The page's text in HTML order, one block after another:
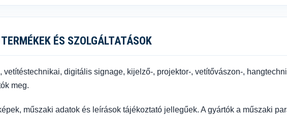
ÉS SZOLGÁLTATÁSOK
digitális signage, kijelző-, projektor-, vetítővászon-,
meg.
műszaki adatok és leírások tájékoztató jellegűek. A gyártók a műszaki